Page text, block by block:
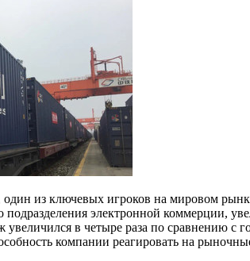
из ключевых игроков на мировом
подразделения электронной коммерции,
увеличился в четыре раза по сравнению
компании реагировать на